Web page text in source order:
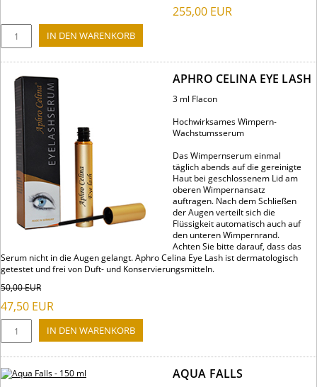
255,00 EUR
APHRO CELINA EYE LASH
3 ml Flacon
Hochwirksames Wimpern-
Wachstumsserum
Das Wimpernserum einmal
täglich abends auf die gereinigte
Haut bei geschlossenem Lid am
oberen Wimpernansatz
auftragen. Nach dem Schließen
der Augen verteilt sich die
Flüssigkeit automatisch auch auf
den unteren Wimpernrand.
Achten Sie bitte darauf, dass das
Serum nicht in die Augen gelangt. Aphro Celina Eye Lash ist dermatologisch
getestet und frei von Duft- und Konservierungsmitteln.
50,00EUR
47,50 EUR
AQUA FALLS